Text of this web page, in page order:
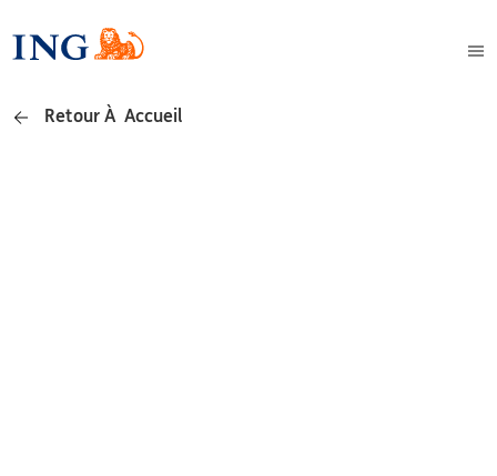
Retour À Accueil